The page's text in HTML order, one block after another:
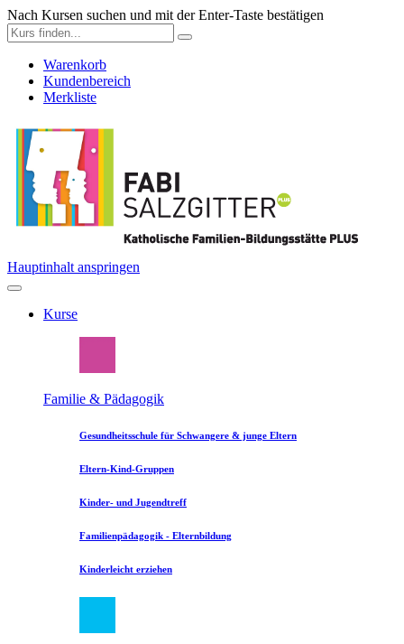
Nach Kursen suchen und mit der Enter-Taste bestätigen
Warenkorb
Kundenbereich
Merkliste
Hauptinhalt anspringen
Kurse
Familie & Pädagogik
Gesundheitsschule für Schwangere & junge Eltern
Eltern-Kind-Gruppen
Kinder- und Jugendtreff
Familienpädagogik - Elternbildung
Kinderleicht erziehen